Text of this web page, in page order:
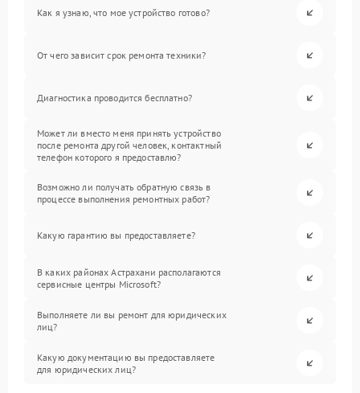
Как я узнаю, что мое устройство готово?
От чего зависит срок ремонта техники?
Диагностика проводится бесплатно?
Может ли вместо меня принять устройство
после ремонта другой человек, контактный
телефон которого я предоставлю?
Возможно ли получать обратную связь в
процессе выполнения ремонтных работ?
Какую гарантию вы предоставляете?
В каких районах Астрахани располагаются
сервисные центры Microsoft?
Выполняете ли вы ремонт для юридических
лиц?
Какую документацию вы предоставляете
для юридических лиц?